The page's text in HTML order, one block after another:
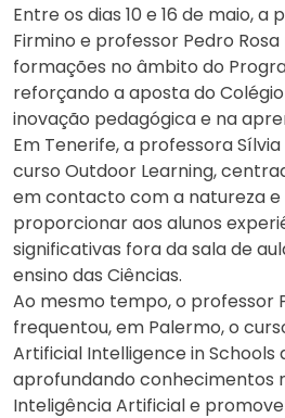
Entre os dias 10 e 16 de maio, a
Firmino e professor Pedro
formações no âmbito do
reforçando a aposta do
inovação pedagógica e na
Em Tenerife, a professora
curso Outdoor Learning,
em contacto com a natureza
proporcionar aos alunos
significativas fora da sala de
ensino das Ciências.
Ao mesmo tempo, o professor
frequentou, em Palermo, o
Artificial Intelligence in Schools
aprofundando conhecimentos
Inteligência Artificial e